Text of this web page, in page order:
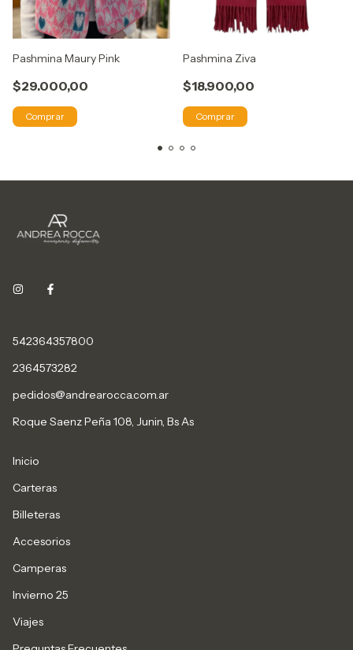
Pashmina Maury Pink
$29.000,00
Comprar
Pashmina Ziva
$18.900,00
Comprar
542364357800
2364573282
pedidos@andrearocca.com.ar
Roque Saenz Peña 108, Junin, Bs As
Inicio
Carteras
Billeteras
Accesorios
Camperas
Invierno 25
Viajes